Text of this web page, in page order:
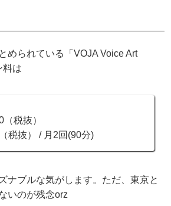
められている「VOJA Voice Art
料は
税抜）
税抜） / 月2回(90分)
ナブルな気がします。ただ、東京と
いのが残念orz